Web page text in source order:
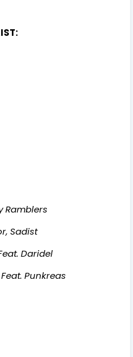
Ramblers
Sadist
Daridel
Feat. Punkreas